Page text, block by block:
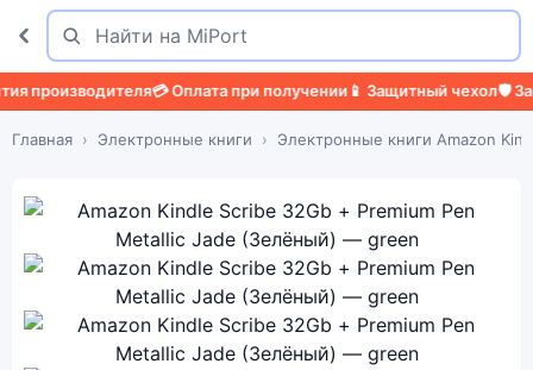
Поиск
Найти
💳 Оплата при получении📱 Защитный чехол🛡️
Главная Электронные книги Электронные книги Amazon